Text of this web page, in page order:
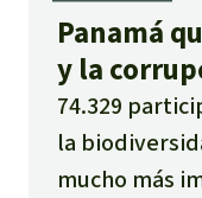
Panamá
y la
74.329
la
mucho más